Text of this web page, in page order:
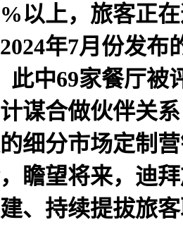
以上，旅客正
年7月份发
此中69家餐厅
谋合做伙伴关
细分市场定制
瞻望将来，迪
、持续提拔旅